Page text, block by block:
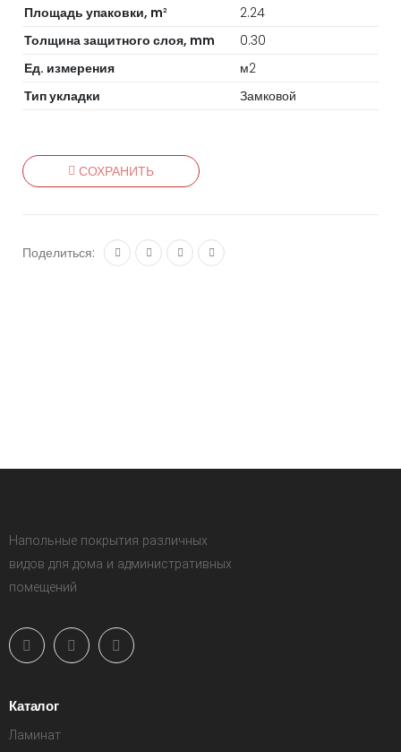
Площадь упаковки, m2
2.24
Толщина защитного слоя, mm
0.30
Ед. измерения
м2
Тип укладки
Замковой
СОХРАНИТЬ
Поделиться:
Напольные покрытия различных
видов для дома и административных
помещений
Каталог
Ламинат